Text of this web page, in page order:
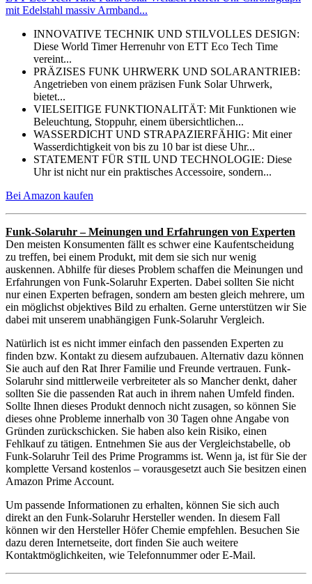
mit Edelstahl massiv Armband...
INNOVATIVE TECHNIK UND STILVOLLES DESIGN:
Diese World Timer Herrenuhr von ETT Eco Tech Time
vereint...
PRÄZISES FUNK UHRWERK UND SOLARANTRIEB:
Angetrieben von einem präzisen Funk Solar Uhrwerk,
bietet...
VIELSEITIGE FUNKTIONALITÄT: Mit Funktionen wie
Beleuchtung, Stoppuhr, einem übersichtlichen...
WASSERDICHT UND STRAPAZIERFÄHIG: Mit einer
Wasserdichtigkeit von bis zu 10 bar ist diese Uhr...
STATEMENT FÜR STIL UND TECHNOLOGIE: Diese
Uhr ist nicht nur ein praktisches Accessoire, sondern...
Bei Amazon kaufen
Funk-Solaruhr – Meinungen und Erfahrungen von Experten
Den meisten Konsumenten fällt es schwer eine Kaufentscheidung
zu treffen, bei einem Produkt, mit dem sie sich nur wenig
auskennen. Abhilfe für dieses Problem schaffen die Meinungen und
Erfahrungen von Funk-Solaruhr Experten. Dabei sollten Sie nicht
nur einen Experten befragen, sondern am besten gleich mehrere, um
ein möglichst objektives Bild zu erhalten. Gerne unterstützen wir Sie
dabei mit unserem unabhängigen Funk-Solaruhr Vergleich.
Natürlich ist es nicht immer einfach den passenden Experten zu
finden bzw. Kontakt zu diesem aufzubauen. Alternativ dazu können
Sie auch auf den Rat Ihrer Familie und Freunde vertrauen. Funk-
Solaruhr sind mittlerweile verbreiteter als so Mancher denkt, daher
sollten Sie die passenden Rat auch in ihrem nahen Umfeld finden.
Sollte Ihnen dieses Produkt dennoch nicht zusagen, so können Sie
dieses ohne Probleme innerhalb von 30 Tagen ohne Angabe von
Gründen zurückschicken. Sie haben also kein Risiko, einen
Fehlkauf zu tätigen. Entnehmen Sie aus der Vergleichstabelle, ob
Funk-Solaruhr Teil des Prime Programms ist. Wenn ja, ist für Sie der
komplette Versand kostenlos – vorausgesetzt auch Sie besitzen einen
Amazon Prime Account.
Um passende Informationen zu erhalten, können Sie sich auch
direkt an den Funk-Solaruhr Hersteller wenden. In diesem Fall
können wir den Hersteller Höfer Chemie empfehlen. Besuchen Sie
dazu deren Internetseite, dort finden Sie auch weitere
Kontaktmöglichkeiten, wie Telefonnummer oder E-Mail.